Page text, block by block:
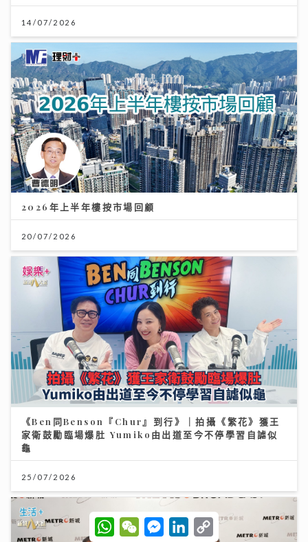
14/07/2026
2026年上半年樓按市場回顧
20/07/2026
《Ben同Benson『Chur』到行》｜拍攝《繁花》獲王
家衛鼓勵臨場爆肚 Yumiko由出道至今不停學習自謔似
龜
25/07/2026
W
h
W
e
M
e
L
C